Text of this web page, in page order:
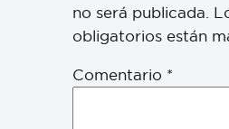
no será publicada.
obligatorios están
Comentario *